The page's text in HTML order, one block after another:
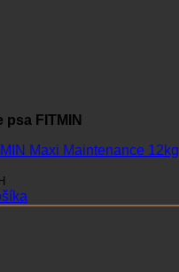
psa FITMIN
Maxi Maintenance 12kg